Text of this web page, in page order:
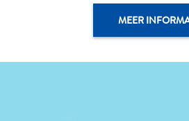
MEER
Wanneer je iets op wil slaan